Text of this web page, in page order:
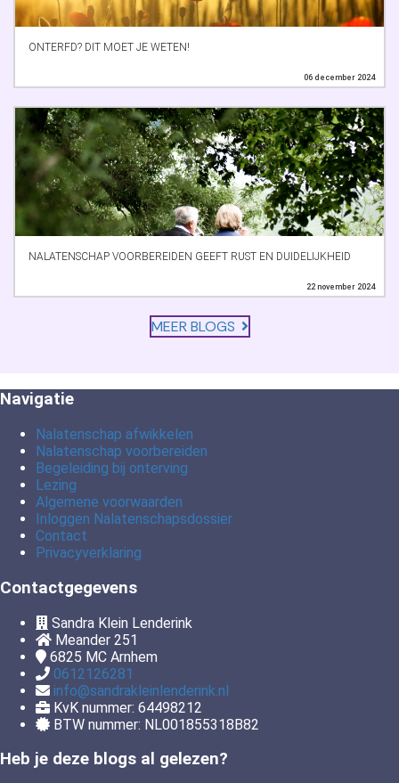
ONTERFD? DIT MOET JE WETEN!
06 december 2024
NALATENSCHAP VOORBEREIDEN GEEFT RUST EN DUIDELIJKHEID
22 november 2024
MEER BLOGS
Navigatie
Nalatenschap afwikkelen
Nalatenschap voorbereiden
Begeleiding bij onterving
Lezing
Algemene voorwaarden
Inloggen Nalatenschapsdossier
Contact
Privacyverklaring
Contactgegevens
Sandra Klein Lenderink
Meander 251
6825 MC Arnhem
0612126281
info@sandrakleinlenderink.nl
KvK nummer: 64498212
BTW nummer: NL001855318B82
Heb je deze blogs al gelezen?